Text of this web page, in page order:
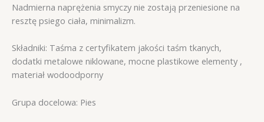
Nadmierna naprężenia smyczy nie zostają przeniesione na
resztę psiego ciała, minimalizm.
Składniki: Taśma z certyfikatem jakości taśm tkanych,
dodatki metalowe niklowane, mocne plastikowe elementy ,
materiał wodoodporny
Grupa docelowa: Pies